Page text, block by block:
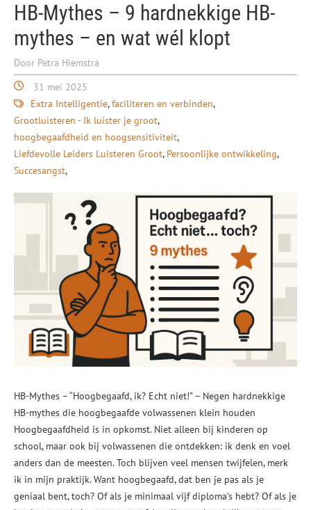
HB-Mythes – 9 hardnekkige HB-
mythes – en wat wél klopt
Door Petra Hiemstra
31 mei 2025
Extra Intelligentie faciliteren en verbinden
Grootluisteren - Ik luister je groot
hoogbegaafdheid en hoogsensitiviteit
Liefdevolle Leiders Luisteren Groot Persoonlijke ontwikkeling
Succesangst
HB-Mythes – “Hoogbegaafd, ik? Echt niet!” – Negen hardnekkige
HB-mythes die hoogbegaafde volwassenen klein houden
Hoogbegaafdheid is in opkomst. Niet alleen bij kinderen op
school, maar ook bij volwassenen die ontdekken: ik denk en voel
anders dan de meesten. Toch blijven veel mensen twijfelen, merk
ik in mijn praktijk. Want hoogbegaafd, dat ben je pas als je
geniaal bent, toch? Of als je minimaal vijf diploma’s hebt? Of als je